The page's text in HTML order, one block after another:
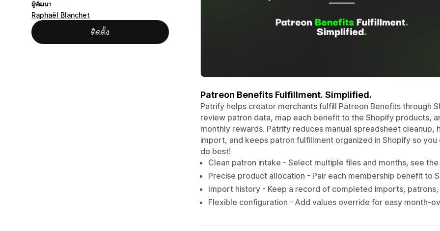
ผู้พัฒนา
Raphaël Blanchet
ติดตั้ง
Patreon Benefits Fulfillment. Simplified.
Patrify helps creator merchants fulfill Patreon Benefits through
review patron data, map each benefit to the Shopify products,
monthly rewards. Patrify reduces manual spreadsheet cleanup,
import, and keeps patron fulfillment organized in Shopify so
do best!
Clean patron intake - Select multiple files and months, see
Precise product allocation - Pair each membership benefit to
Import history - Keep a record of completed imports,
Flexible configuration - Add values override for easy month-